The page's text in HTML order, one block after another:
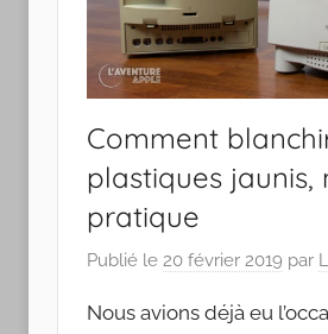
Comment
plastiques jaunis,
pratique
Publié le 20 février 2019 par
Nous avions déjà eu